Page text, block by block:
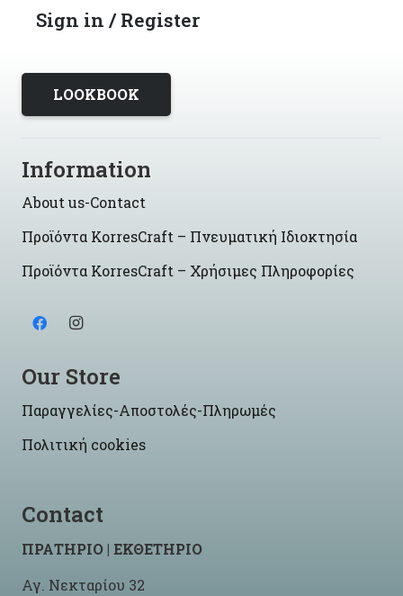
Sign in / Register
LOOKBOOK
Information
About us-Contact
Προϊόντα KorresCraft – Πνευματική Ιδιοκτησία
Προϊόντα KorresCraft – Χρήσιμες Πληροφορίες
Our Store
Παραγγελίες-Αποστολές-Πληρωμές
Πολιτική cookies
Contact
ΠΡΑΤΗΡΙΟ | ΕΚΘΕΤΗΡΙΟ
Αγ. Νεκταρίου 32